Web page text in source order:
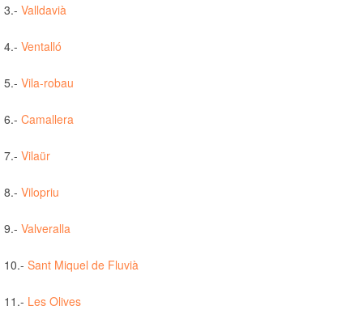
3.- Valldavià
4.- Ventalló
5.- Vila-robau
6.- Camallera
7.- Vilaür
8.- Vilopriu
9.- Valveralla
10.- Sant Miquel de Fluvià
11.- Les Olives